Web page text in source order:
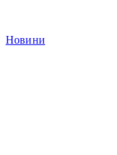
Новини